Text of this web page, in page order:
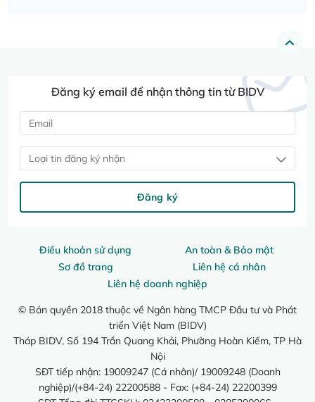
Điều khoản sử dụng
An toàn & Bảo mật
Sơ đồ trang
Liên hệ cá nhân
Liên hệ doanh nghiệp
© Bản quyền 2018 thuộc về Ngân hàng TMCP Đầu tư và Phát
triển Việt Nam (BIDV)
Tháp BIDV, Số 194 Trần Quang Khải, Phường Hoàn Kiếm, TP Hà
Nội
SĐT tiếp nhận: 19009247 (Cá nhân)/ 19009248 (Doanh
nghiệp)/(+84-24) 22200588 - Fax: (+84-24) 22200399
Đăng ký email để nhận thông tin từ BIDV
Loại tin đăng ký nhận
Đăng ký